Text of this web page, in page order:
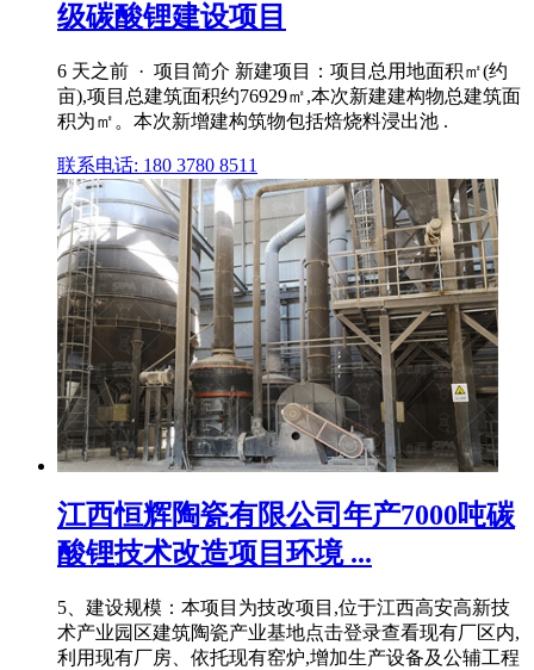
级碳酸锂建设项目
6 天之前 · 项目简介 新建项目：项目总用地面积㎡(约
亩),项目总建筑面积约76929㎡,本次新建建构物总建筑面
积为㎡。本次新增建构筑物包括焙烧料浸出池 .
联系电话: 180 3780 8511
江西恒辉陶瓷有限公司年产7000吨碳
酸锂技术改造项目环境 ...
5、建设规模：本项目为技改项目,位于江西高安高新技
术产业园区建筑陶瓷产业基地点击登录查看现有厂区内,
利用现有厂房、依托现有窑炉,增加生产设备及公辅工程